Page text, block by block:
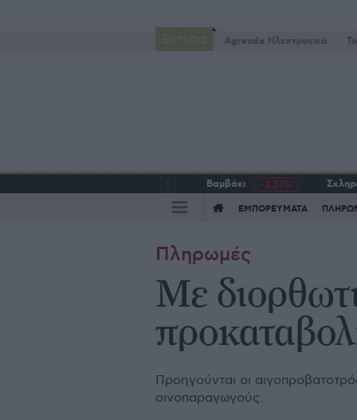
Έντυπα Agrenda Ηλεκτρονικά
Βαμβάκι -2,37%
ΕΜΠΟΡΕΥΜΑΤΑ
Πληρωμές
Με
Προηγούνται οι
οινοπαραγωγούς.